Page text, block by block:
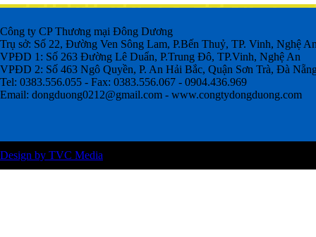
Công ty CP Thương mại Đông Dương
Trụ sở: Số 22, Đường Ven Sông Lam, P.Bến Thuỷ, TP. Vinh, Nghệ
VPĐD 1: Số 263 Đường Lê Duẩn, P.Trung Đô, TP.Vinh, Nghệ An
VPĐD 2: Số 463 Ngô Quyền, P. An Hải Bắc, Quận Sơn Trà, Đà
Tel: 0383.556.055 - Fax: 0383.556.067 - 0904.436.969
Email: dongduong0212@gmail.com - www.congtydongduong.com
Design by TVC Media